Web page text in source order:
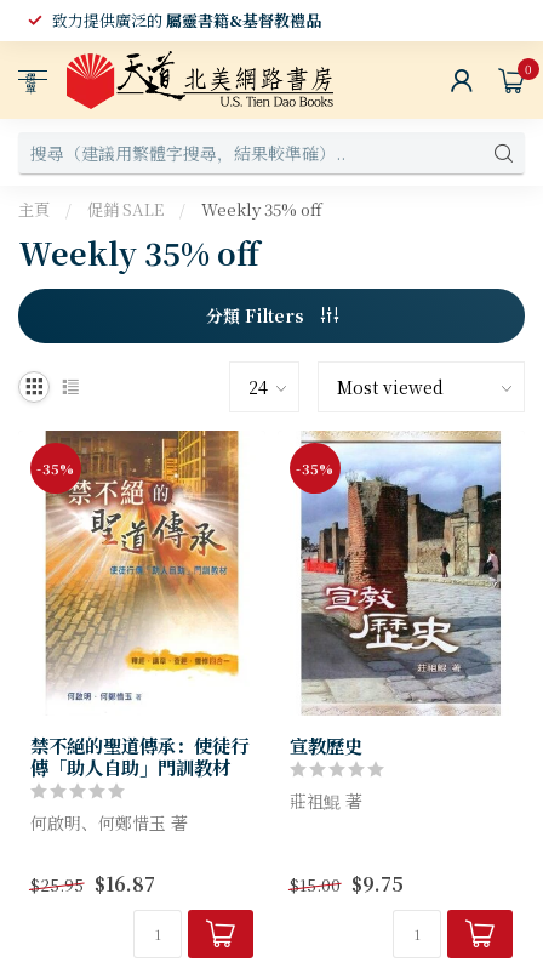
致力提供廣泛的屬靈書籍&基督教禮品
選
單
0
主頁 / 促銷 SALE / Weekly 35% off
Weekly 35% off
分類 Filters
-35%
禁不絕的聖道傳承：使徒行
傳「助人自助」門訓教材
何啟明、何鄭惜玉 著
服事期間宣講的信息，以及教
授使徒行傳與差傳時的學科教
材；後再加新撰寫的釋經、查
經資料，以及《爾道自建》靈
$25.95 $16.87
-35%
宣教歷史
莊祖鯤 著
要的回顧，使讀者能很快掌握
每個時期的宣教特色及其影
響。同時作者也根據過去歷史
中的聖徒成敗經...
$15.00 $9.75